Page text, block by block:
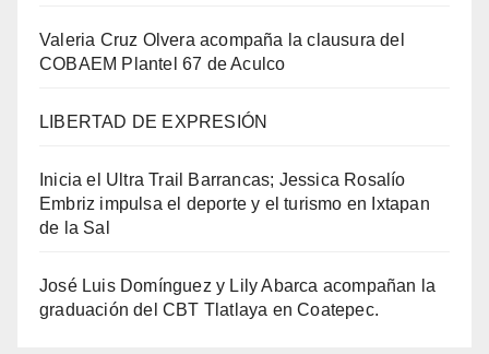
Valeria Cruz Olvera acompaña la clausura del
COBAEM Plantel 67 de Aculco
LIBERTAD DE EXPRESIÓN
Inicia el Ultra Trail Barrancas; Jessica Rosalío
Embriz impulsa el deporte y el turismo en Ixtapan
de la Sal
José Luis Domínguez y Lily Abarca acompañan la
graduación del CBT Tlatlaya en Coatepec.